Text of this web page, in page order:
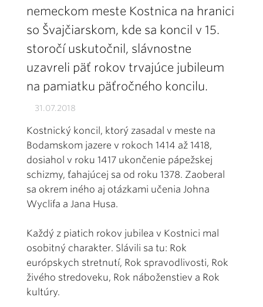
nemeckom meste Kostnica na hranici
so Švajčiarskom, kde sa koncil v 15.
storočí uskutočnil, slávnostne
uzavreli päť rokov trvajúce jubileum
na pamiatku päťročného koncilu.
31.07.2018
Kostnický koncil, ktorý zasadal v meste na
Bodamskom jazere v rokoch 1414 až 1418,
dosiahol v roku 1417 ukončenie pápežskej
schizmy, ťahajúcej sa od roku 1378. Zaoberal
sa okrem iného aj otázkami učenia Johna
Wyclifa a Jana Husa.
Každý z piatich rokov jubilea v Kostnici mal
osobitný charakter. Slávili sa tu: Rok
európskych stretnutí, Rok spravodlivosti, Rok
živého stredoveku, Rok náboženstiev a Rok
kultúry.